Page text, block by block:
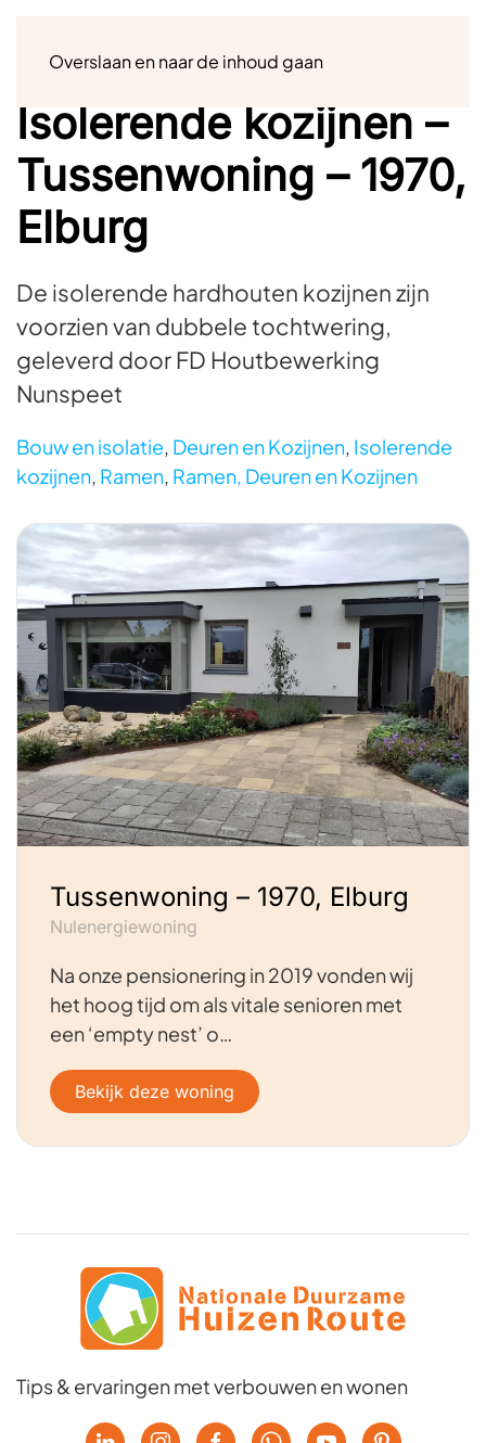
Overslaan en naar de inhoud gaan
Isolerende kozijnen –
Tussenwoning – 1970,
Elburg
De isolerende hardhouten kozijnen zijn
voorzien van dubbele tochtwering,
geleverd door FD Houtbewerking
Nunspeet
Bouw en isolatie, Deuren en Kozijnen, Isolerende
kozijnen, Ramen, Ramen, Deuren en Kozijnen
Tussenwoning – 1970, Elburg
Nulenergiewoning
Na onze pensionering in 2019 vonden wij
het hoog tijd om als vitale senioren met
een ‘empty nest’ o…
Bekijk deze woning
Tips & ervaringen met verbouwen en wonen